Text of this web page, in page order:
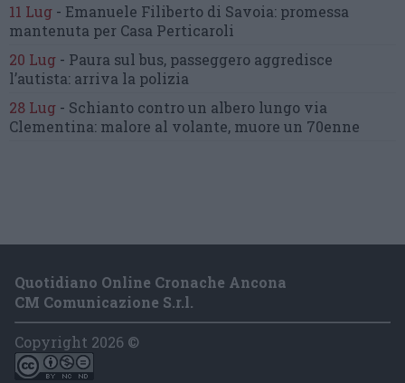
11 Lug - Emanuele Filiberto di Savoia: promessa
mantenuta per Casa Perticaroli
20 Lug - Paura sul bus, passeggero aggredisce
l’autista: arriva la polizia
28 Lug - Schianto contro un albero lungo via
Clementina: malore al volante, muore un 70enne
Quotidiano Online Cronache Ancona
CM Comunicazione S.r.l.
Copyright 2026 ©